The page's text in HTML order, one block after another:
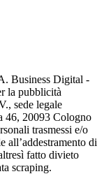
Business Digital -
la pubblicità
sede legale
46, 20093 Cologno
trasmessi e/o
all’addestramento di
fatto divieto
scraping.